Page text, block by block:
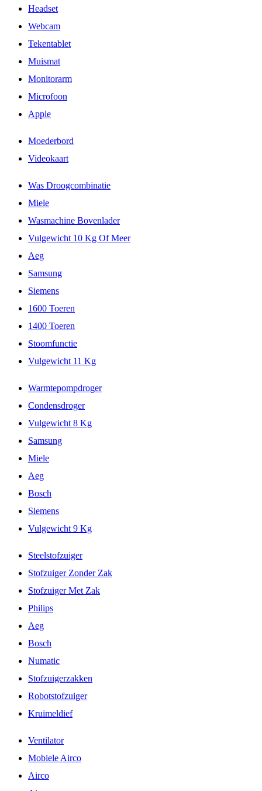
Headset
Webcam
Tekentablet
Muismat
Monitorarm
Microfoon
Apple
Moederbord
Videokaart
Was Droogcombinatie
Miele
Wasmachine Bovenlader
Vulgewicht 10 Kg Of Meer
Aeg
Samsung
Siemens
1600 Toeren
1400 Toeren
Stoomfunctie
Vulgewicht 11 Kg
Warmtepompdroger
Condensdroger
Vulgewicht 8 Kg
Samsung
Miele
Aeg
Bosch
Siemens
Vulgewicht 9 Kg
Steelstofzuiger
Stofzuiger Zonder Zak
Stofzuiger Met Zak
Philips
Aeg
Bosch
Numatic
Stofzuigerzakken
Robotstofzuiger
Kruimeldief
Ventilator
Mobiele Airco
Airco